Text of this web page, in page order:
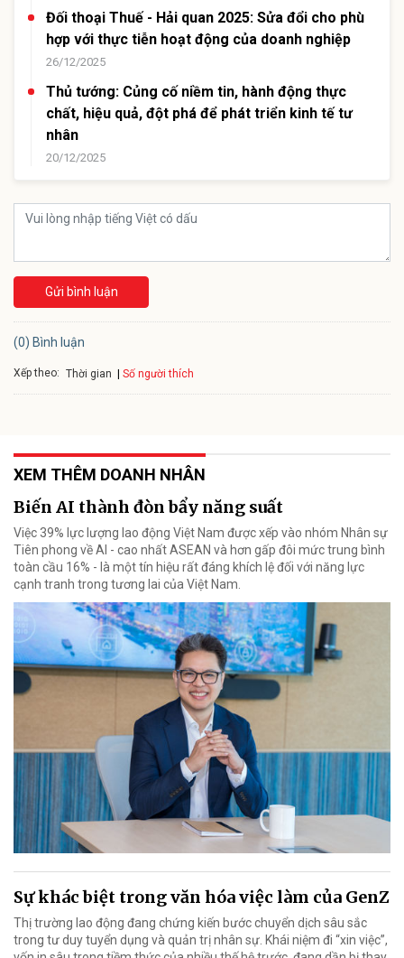
Đối thoại Thuế - Hải quan 2025: Sửa đổi cho phù
hợp với thực tiễn hoạt động của doanh nghiệp
26/12/2025
Thủ tướng: Củng cố niềm tin, hành động thực
chất, hiệu quả, đột phá để phát triển kinh tế tư
nhân
20/12/2025
Gửi bình luận
(0) Bình luận
Xếp theo: Thời gian Số người thích
XEM THÊM DOANH NHÂN
Biến AI thành đòn bẩy năng suất
Việc 39% lực lượng lao động Việt Nam được xếp vào nhóm Nhân sự
Tiên phong về AI - cao nhất ASEAN và hơn gấp đôi mức trung bình
toàn cầu 16% - là một tín hiệu rất đáng khích lệ đối với năng lực
cạnh tranh trong tương lai của Việt Nam.
Sự khác biệt trong văn hóa việc làm của GenZ
Thị trường lao động đang chứng kiến bước chuyển dịch sâu sắc
trong tư duy tuyển dụng và quản trị nhân sự. Khái niệm đi “xin việc”,